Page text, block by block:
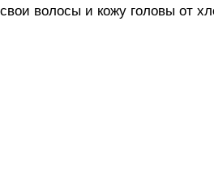
волосы и кожу головы от